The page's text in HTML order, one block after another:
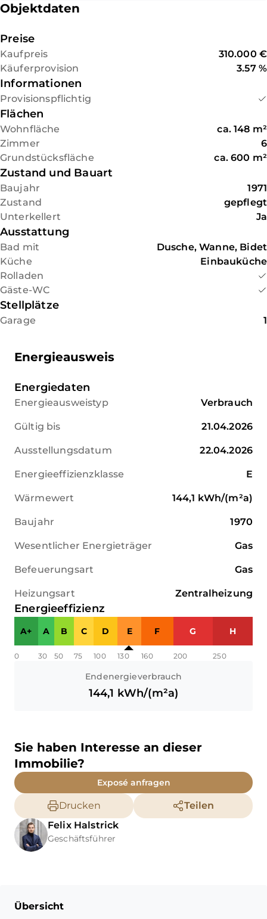
insgesamt 4 Zimmer vorhanden,
Das Haus verfügt außerdem über
eine Garage.
Objektdaten
Preise
Kaufpreis
310.000 €
Käuferprovision
3.57 %
Informationen
Provisionspflichtig
Flächen
Wohnfläche ca. 148 m²
Zimmer
6
Grundstücksfläche
ca. 600 m²
Zustand und Bauart
Baujahr
1971
Zustand
gepflegt
Unterkellert
Ja
Ausstattung
Bad mit
Dusche, Wanne, Bidet
Küche
Einbauküche
Rolladen
Gäste-WC
Stellplätze
Garage 1
Energieausweis
Energiedaten
Energieausweistyp Verbrauch
Gültig bis 21.04.2026
Ausstellungsdatum 22.04.2026
Energieeffizienzklasse E
Wärmewert 144,1 kWh/(m²a)
Baujahr 1970
Wesentlicher Energieträger Gas
Befeuerungsart Gas
Heizungsart Zentralheizung
Energieeffizienz
A+ A B C D E F G H
0 30 50 75 100 130 160 200 250
Endenergieverbrauch
144,1 kWh/(m²a)
Sie haben Interesse an dieser
Immobilie?
Exposé anfragen
Drucken
Teilen
Felix Halstrick
Geschäftsführer
Übersicht